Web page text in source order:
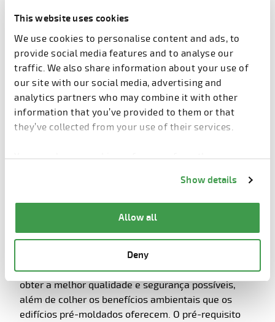
This website uses cookies
We use cookies to personalise content and ads, to
provide social media features and to analyse our
traffic. We also share information about your use of
our site with our social media, advertising and
analytics partners who may combine it with other
information that you’ve provided to them or that
they’ve collected from your use of their services.
You can change cookie preferences from the
Show details
Allow all
Deny
soluções convencionais.
Baixe sua cópia gratuita agora!
DOWNLOAD
Manual de projeto de pré-
construção moderna
Ao fazer a transição para um edifício pré-moldado
moderno e industrializado, podemos reduzir o tempo
de construção em 50%, cortar custos em 30% e
obter a melhor qualidade e segurança possíveis,
além de colher os benefícios ambientais que os
edifícios pré-moldados oferecem. O pré-requisito